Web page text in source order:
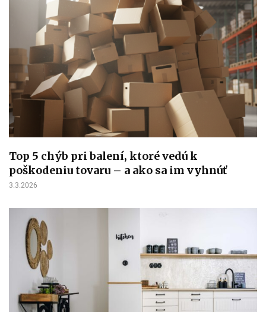
Top 5 chýb pri balení, ktoré vedú k
poškodeniu tovaru – a ako sa im vyhnúť
3.3.2026